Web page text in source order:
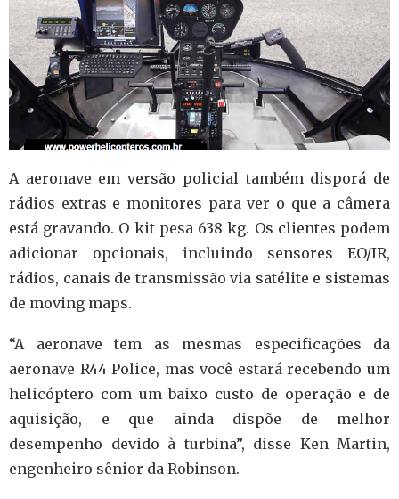
A aeronave em versão policial também disporá de
rádios extras e monitores para ver o que a câmera
está gravando. O kit pesa 638 kg. Os clientes podem
adicionar opcionais, incluindo sensores EO/IR,
rádios, canais de transmissão via satélite e sistemas
de moving maps.
“A aeronave tem as mesmas especificações da
aeronave R44 Police, mas você estará recebendo um
helicóptero com um baixo custo de operação e de
aquisição, e que ainda dispõe de melhor
desempenho devido à turbina”, disse Ken Martin,
engenheiro sênior da Robinson.